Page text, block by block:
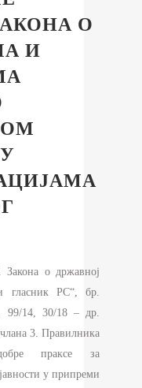
О
И
о државној
гласник РС“, бр.
99/14, 30/18 – др.
3. Правилника
праксе за
у припреми